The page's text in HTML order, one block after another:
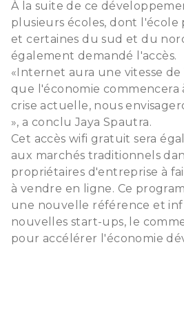
À la suite de ce
plusieurs écoles, dont l'école
et certaines du sud et du
également demandé l'accès.
«Internet aura une vitesse de
que l'économie commencera
crise actuelle, nous
», a conclu Jaya Spautra.
Cet accès wifi gratuit sera
aux marchés traditionnels
propriétaires d'entreprise à
à vendre en ligne. Ce
une nouvelle référence et
nouvelles start-ups, le
pour accélérer l'économie